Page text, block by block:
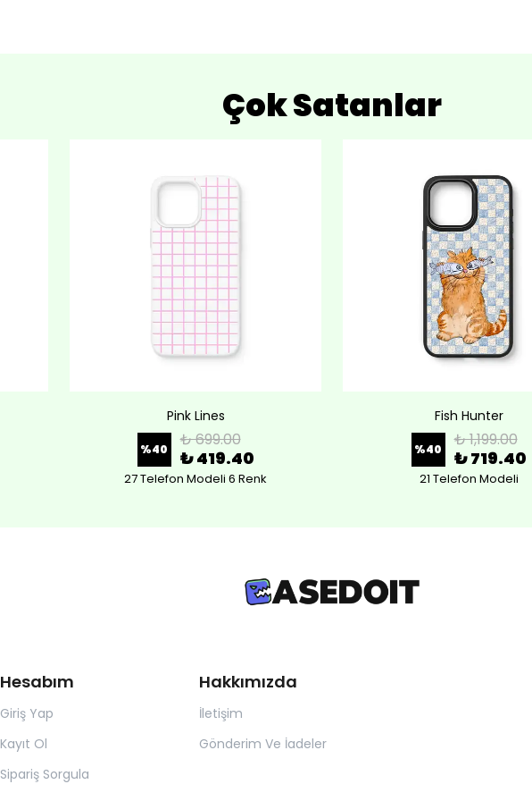
Çok Satanlar
Pink Lines
%40 ₺ 699.00
₺ 419.40
27 Telefon Modeli 6 Renk
Fish Hunter
%40 ₺ 1,199.00
₺ 719.40
21 Telefon Modeli
Hesabım
Giriş Yap
Kayıt Ol
Sipariş Sorgula
Hakkımızda
İletişim
Gönderim Ve İadeler